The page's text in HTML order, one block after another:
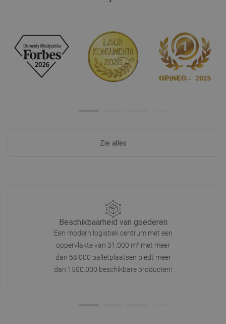
Zie alles
Beschikbaarheid van goederen
Een modern logistiek centrum met een
oppervlakte van 31.000 m² met meer
dan 68.000 palletplaatsen biedt meer
dan 1500.000 beschikbare producten!